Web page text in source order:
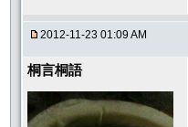
2012-11-23 01:09 AM
桐言桐語